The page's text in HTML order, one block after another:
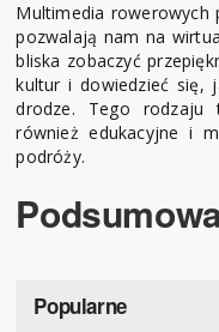
Multimedia rowerowych
pozwalają nam na
bliska zobaczyć
kultur i dowiedzieć się,
drodze. Tego
również edukacyjne i
podróży.
Popularne